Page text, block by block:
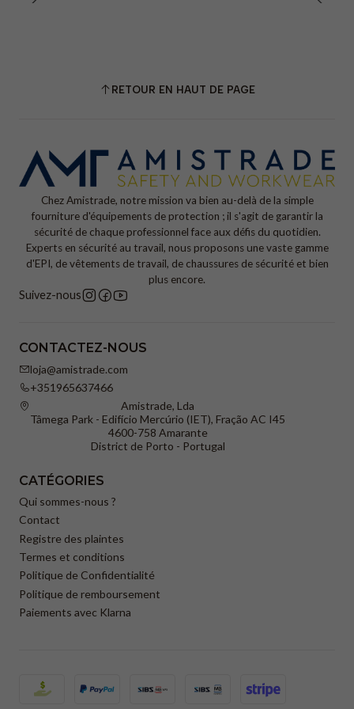
RETOUR EN HAUT DE PAGE
Chez Amistrade, notre mission va bien au-delà de la simple
fourniture d'équipements de protection ; il s'agit de garantir la
sécurité de chaque professionnel face aux défis du quotidien.
Experts en sécurité au travail, nous proposons une vaste gamme
d'EPI, de vêtements de travail, de chaussures de sécurité et bien
plus encore.
Suivez-nous
CONTACTEZ-NOUS
loja@amistrade.com
+351965637466
Amistrade, Lda
Tâmega Park - Edifício Mercúrio (IET), Fração AC I45
4600-758 Amarante
District de Porto - Portugal
CATÉGORIES
Qui sommes-nous ?
Contact
Registre des plaintes
Termes et conditions
Politique de Confidentialité
Politique de remboursement
Paiements avec Klarna